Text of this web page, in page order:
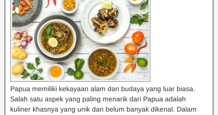
Papua memiliki kekayaan alam dan budaya yang luar biasa.
Salah satu aspek yang paling menarik dari Papua adalah
kuliner khasnya yang unik dan belum banyak dikenal. Dalam